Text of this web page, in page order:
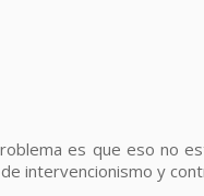
es que eso no
intervencionismo y